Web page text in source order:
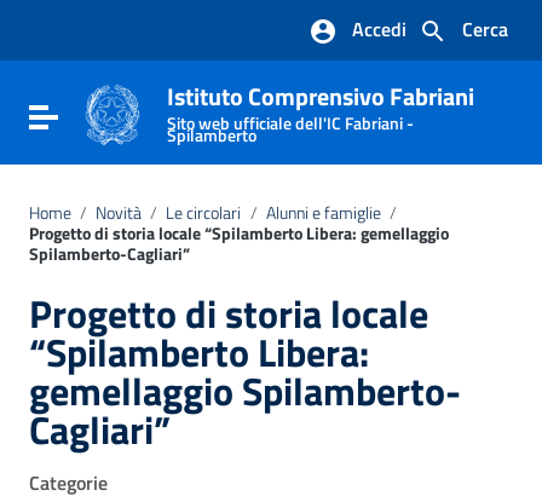
Vai al footer
Cerca
Accedi
Attiva / disattiva la navigazione
Istituto Comprensivo Fabriani
Sito web ufficiale dell'IC Fabriani -
Spilamberto
Home / Novità / Le circolari / Alunni e famiglie /
Progetto di storia locale “Spilamberto Libera: gemellaggio
Spilamberto-Cagliari”
Progetto di storia locale
“Spilamberto Libera:
gemellaggio Spilamberto-
Cagliari”
Categorie